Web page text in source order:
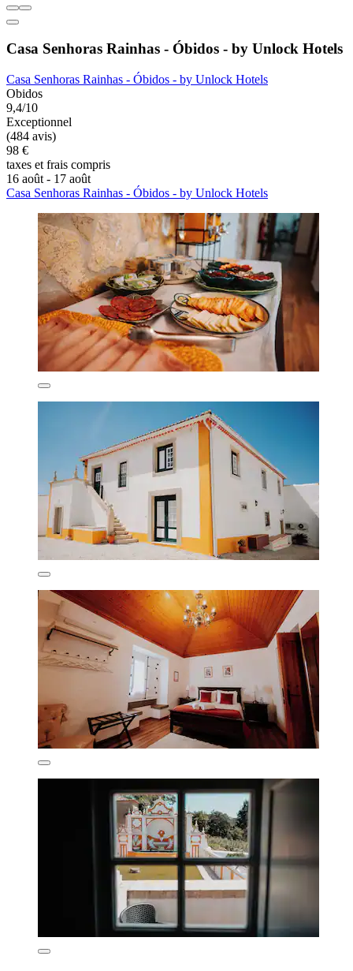
Casa Senhoras Rainhas - Óbidos - by Unlock Hotels
Casa Senhoras Rainhas - Óbidos - by Unlock Hotels
Obidos
9,4/10
Exceptionnel
(484 avis)
98 €
taxes et frais compris
16 août - 17 août
Casa Senhoras Rainhas - Óbidos - by Unlock Hotels